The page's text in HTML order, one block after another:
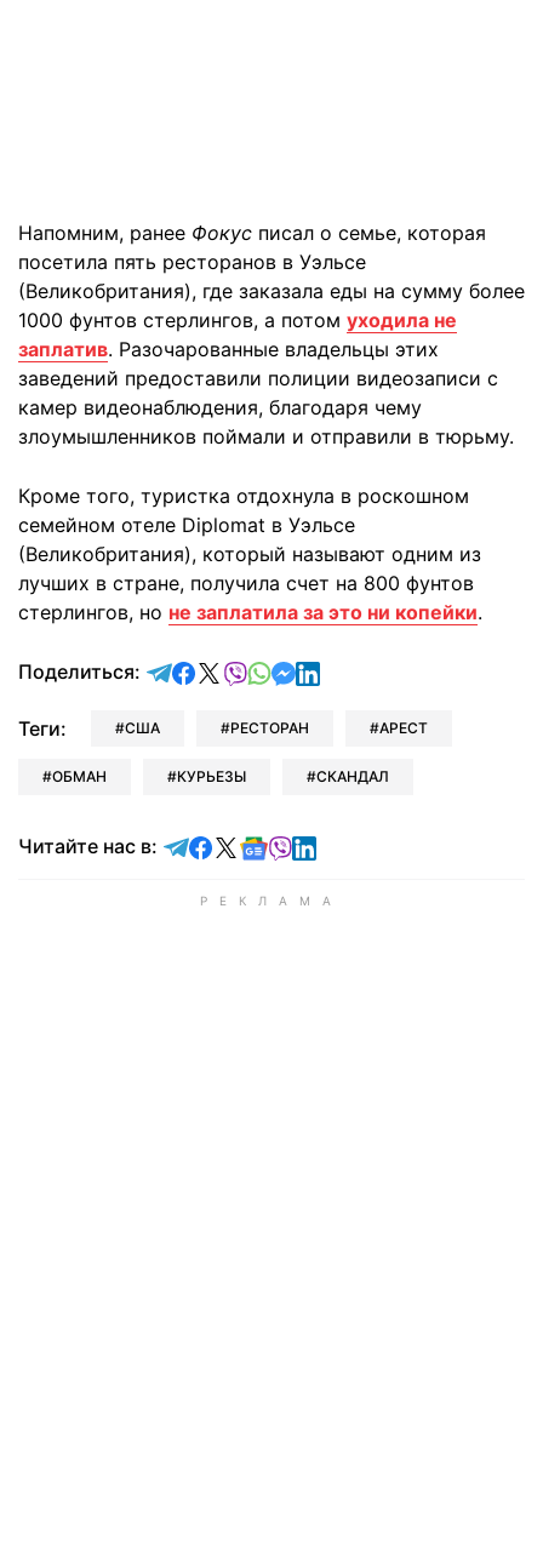
Напомним, ранее Фокус писал о семье, которая
посетила пять ресторанов в Уэльсе
(Великобритания), где заказала еды на сумму более
1000 фунтов стерлингов, а потом уходила не
заплатив. Разочарованные владельцы этих
заведений предоставили полиции видеозаписи с
камер видеонаблюдения, благодаря чему
злоумышленников поймали и отправили в тюрьму.
Кроме того, туристка отдохнула в роскошном
семейном отеле Diplomat в Уэльсе
(Великобритания), который называют одним из
лучших в стране, получила счет на 800 фунтов
стерлингов, но не заплатила за это ни копейки.
Поделиться: отправить в Telegram
поделиться в Facebook
поделиться в X
отправить в Viber
отправить в Whatsapp
отправить в Messenger
отправить в LinkedIn
Теги: США РЕСТОРАН АРЕСТ
ОБМАН КУРЬЕЗЫ СКАНДАЛ
Читайте нас в: Читайте в Telegram
Читайте в Facebook
Читайте в X
Читайте в Google news
Читайте в Viber
Читайте в LinkedIn